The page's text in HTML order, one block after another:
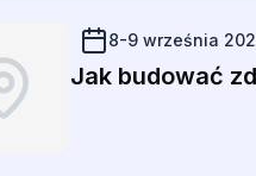
8-9 września
Jak budować